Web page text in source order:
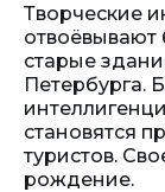
Творческие
отвоёвывают
старые
Петербурга.
становятся
туристов.
рождение.